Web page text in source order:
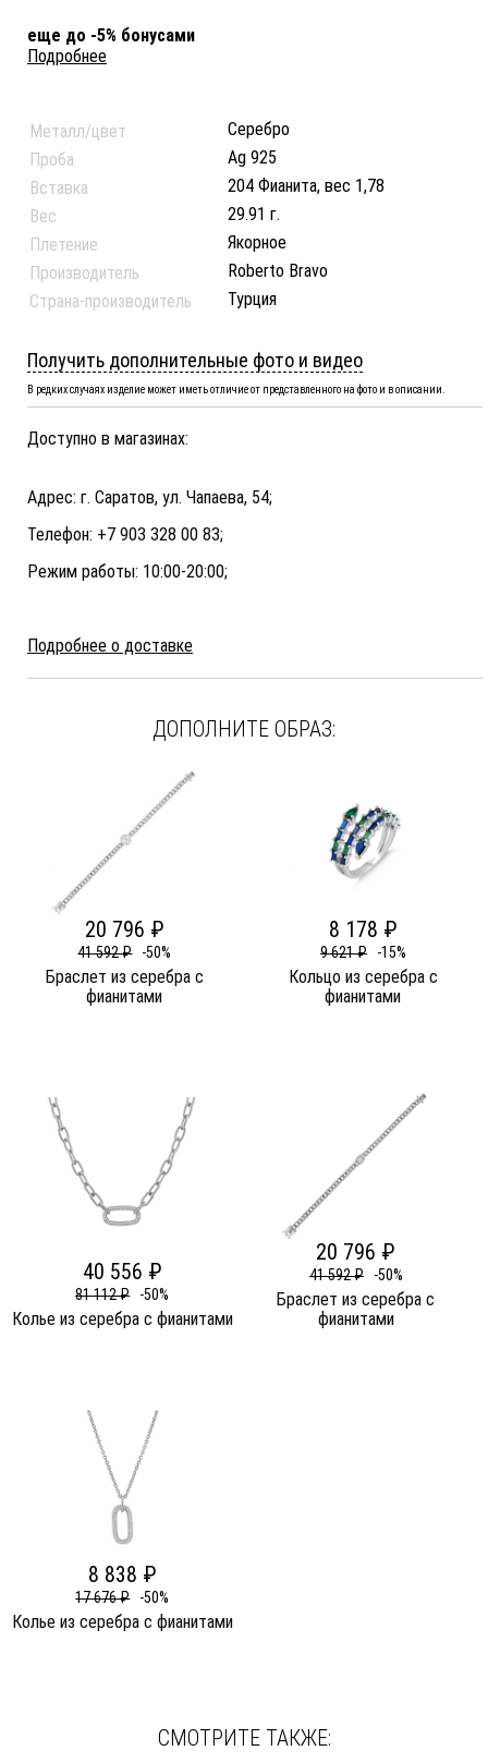
еще до -5% бонусами
Подробнее
Металл/цвет
Серебро
Проба
Ag 925
Вставка
204 Фианита, вес 1,78
Вес
29.91 г.
Плетение
Якорное
Производитель
Roberto Bravo
Страна-производитель
Турция
Получить дополнительные фото и видео
В редких случаях изделие может иметь отличие от представленного на фото и в описании.
Доступно в магазинах:
Адрес: г. Саратов, ул. Чапаева, 54;
Телефон: +7 903 328 00 83;
Режим работы: 10:00-20:00;
Подробнее о доставке
ДОПОЛНИТЕ ОБРАЗ:
20 796 ₽
41 592 ₽ -50%
Браслет из серебра c
фианитами
8 178 ₽
9 621 ₽ -15%
Кольцо из серебра c
фианитами
40 556 ₽
81 112 ₽ -50%
Колье из серебра c фианитами
20 796 ₽
41 592 ₽ -50%
Браслет из серебра c
фианитами
8 838 ₽
17 676 ₽ -50%
Колье из серебра c фианитами
СМОТРИТЕ ТАКЖЕ: